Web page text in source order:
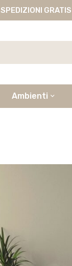
SPEDIZIONI
Ambienti